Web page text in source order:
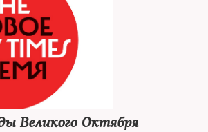
Великого Октября